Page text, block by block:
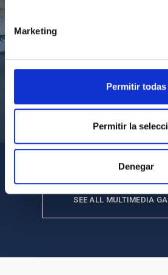
Marketing
Permitir todas
Permitir la
Denegar
Visita del Presidente de Canarias
SEE ALL MULTIMEDIA